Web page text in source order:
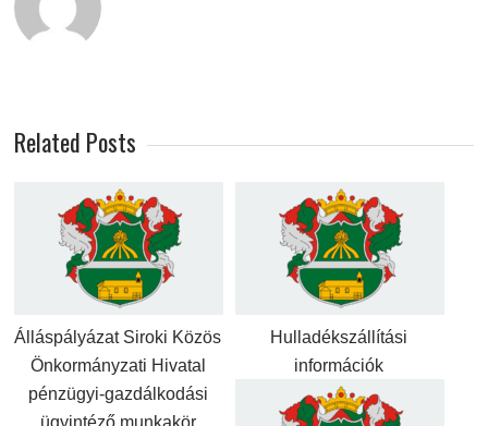
Related Posts
Álláspályázat Siroki Közös
Önkormányzati Hivatal
pénzügyi-gazdálkodási
ügyintéző munkakör
Hulladékszállítási
információk